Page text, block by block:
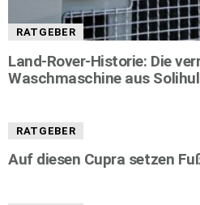
RATGEBER
Land-Rover-Historie: Die
Waschmaschine aus
RATGEBER
Auf diesen Cupra setzen